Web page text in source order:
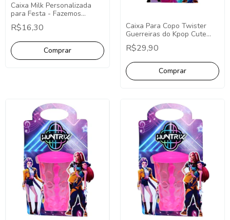
Caixa Milk Personalizada
para Festa - Fazemos
Qualquer Tema -
Lembrancinha Personalizada
R$16,30
Caixa Para Copo Twister
Guerreiras do Kpop Cute
Pacote 10 Unidades
Lembrancinha Guerreiras do
R$29,90